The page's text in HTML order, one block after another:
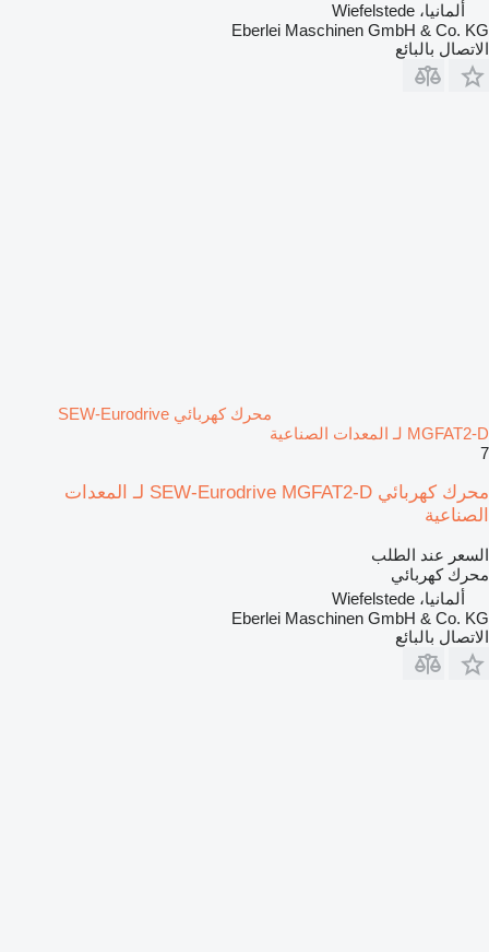
ألمانيا، Wiefelstede
Eberlei Maschinen GmbH & Co. KG
الاتصال بالبائع
محرك كهربائي SEW-Eurodrive
MGFAT2-D لـ المعدات الصناعية
7
محرك كهربائي SEW-Eurodrive MGFAT2-D لـ المعدات
الصناعية
السعر عند الطلب
محرك كهربائي
ألمانيا، Wiefelstede
Eberlei Maschinen GmbH & Co. KG
الاتصال بالبائع